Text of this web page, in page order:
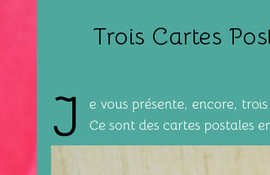
Trois Cartes
J
e vous présente, encore,
Ce sont des cartes postales